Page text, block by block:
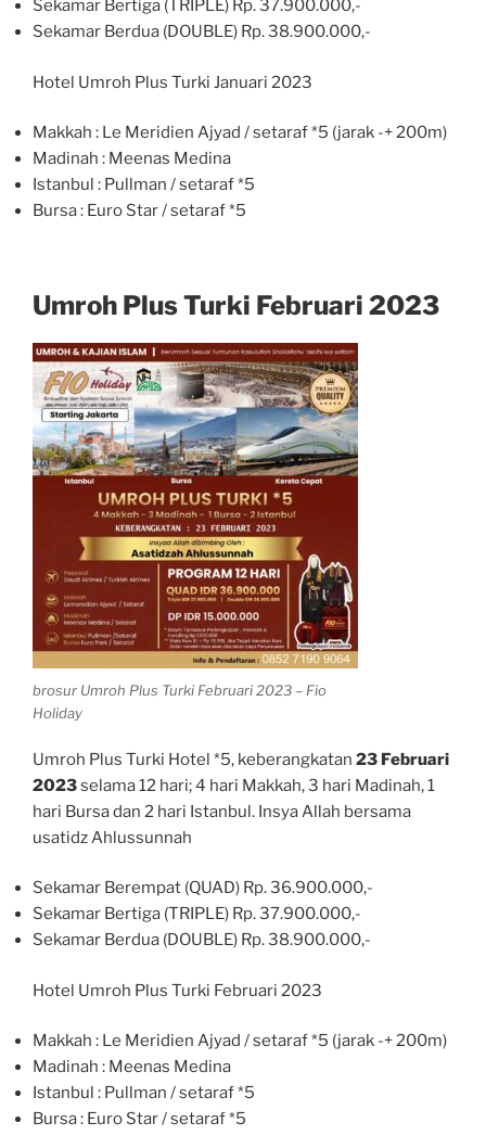
Sekamar Bertiga (TRIPLE) Rp. 37.900.000,-
Sekamar Berdua (DOUBLE) Rp. 38.900.000,-
Hotel Umroh Plus Turki Januari 2023
Makkah : Le Meridien Ajyad / setaraf *5 (jarak -+ 200m)
Madinah : Meenas Medina
Istanbul : Pullman / setaraf *5
Bursa : Euro Star / setaraf *5
Umroh Plus Turki Februari 2023
brosur Umroh Plus Turki Februari 2023 – Fio
Holiday
Umroh Plus Turki Hotel *5, keberangkatan 23 Februari
2023selama 12 hari; 4 hari Makkah, 3 hari Madinah, 1
hari Bursa dan 2 hari Istanbul. Insya Allah bersama
usatidz Ahlussunnah
Sekamar Berempat (QUAD) Rp. 36.900.000,-
Sekamar Bertiga (TRIPLE) Rp. 37.900.000,-
Sekamar Berdua (DOUBLE) Rp. 38.900.000,-
Hotel Umroh Plus Turki Februari 2023
Makkah : Le Meridien Ajyad / setaraf *5 (jarak -+ 200m)
Madinah : Meenas Medina
Istanbul : Pullman / setaraf *5
Bursa : Euro Star / setaraf *5